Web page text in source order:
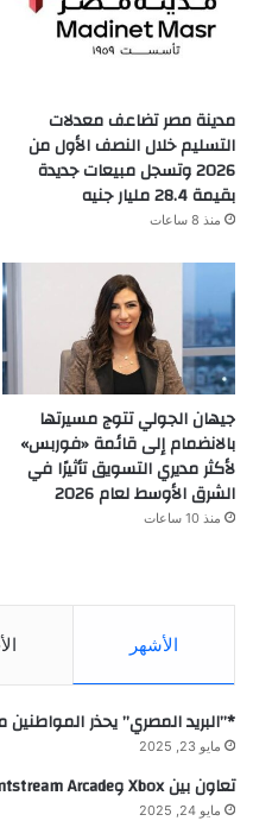
مدينة مصر تضاعف معدلات
التسليم خلال النصف الأول من
2026 وتسجل مبيعات جديدة
بقيمة 28.4 مليار جنيه
منذ 8 ساعات
جيهان الجولي تتوج مسيرتها
بالانضمام إلى قائمة «فوربس»
لأكثر مديري التسويق تأثيرًا في
الشرق الأوسط لعام 2026
منذ 10 ساعات
الأشهر
*”البريد المصري” يحذر
مايو 23, 2025
تعاون بين Xbox وAntstream Arcade
مايو 24, 2025